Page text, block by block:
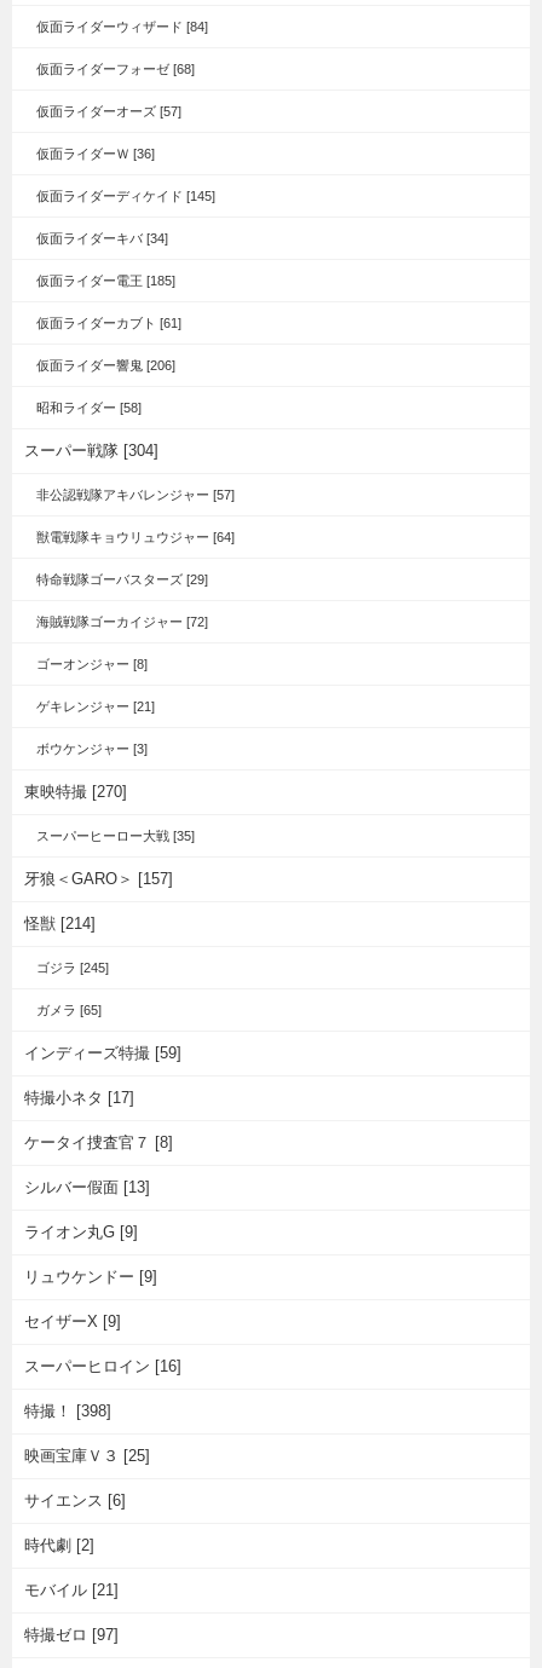
仮面ライダーウィザード [84]
仮面ライダーフォーゼ [68]
仮面ライダーオーズ [57]
仮面ライダーＷ [36]
仮面ライダーディケイド [145]
仮面ライダーキバ [34]
仮面ライダー電王 [185]
仮面ライダーカブト [61]
仮面ライダー響鬼 [206]
昭和ライダー [58]
スーパー戦隊 [304]
非公認戦隊アキバレンジャー [57]
獣電戦隊キョウリュウジャー [64]
特命戦隊ゴーバスターズ [29]
海賊戦隊ゴーカイジャー [72]
ゴーオンジャー [8]
ゲキレンジャー [21]
ボウケンジャー [3]
東映特撮 [270]
スーパーヒーロー大戦 [35]
牙狼＜GARO＞ [157]
怪獣 [214]
ゴジラ [245]
ガメラ [65]
インディーズ特撮 [59]
特撮小ネタ [17]
ケータイ捜査官７ [8]
シルバー假面 [13]
ライオン丸G [9]
リュウケンドー [9]
セイザーX [9]
スーパーヒロイン [16]
特撮！ [398]
映画宝庫Ｖ３ [25]
サイエンス [6]
時代劇 [2]
モバイル [21]
特撮ゼロ [97]